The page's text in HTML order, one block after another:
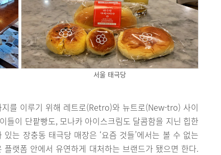
서울 태극당
를 이루기 위해 레트로(Retro)와 뉴트로(New-tro) 사이
들이 단팥빵도, 모나카 아이스크림도 달콤함을 지닌 힙한
는 장충동 태극당 매장은 ‘요즘 것들’에서는 볼 수 없는
플랫폼 안에서 유연하게 대처하는 브랜드가 됐으면 한다.